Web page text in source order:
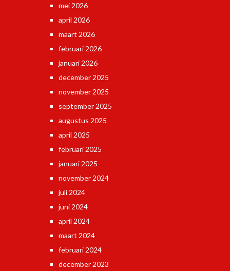
mei 2026
april 2026
maart 2026
februari 2026
januari 2026
december 2025
november 2025
september 2025
augustus 2025
april 2025
februari 2025
januari 2025
november 2024
juli 2024
juni 2024
april 2024
maart 2024
februari 2024
december 2023